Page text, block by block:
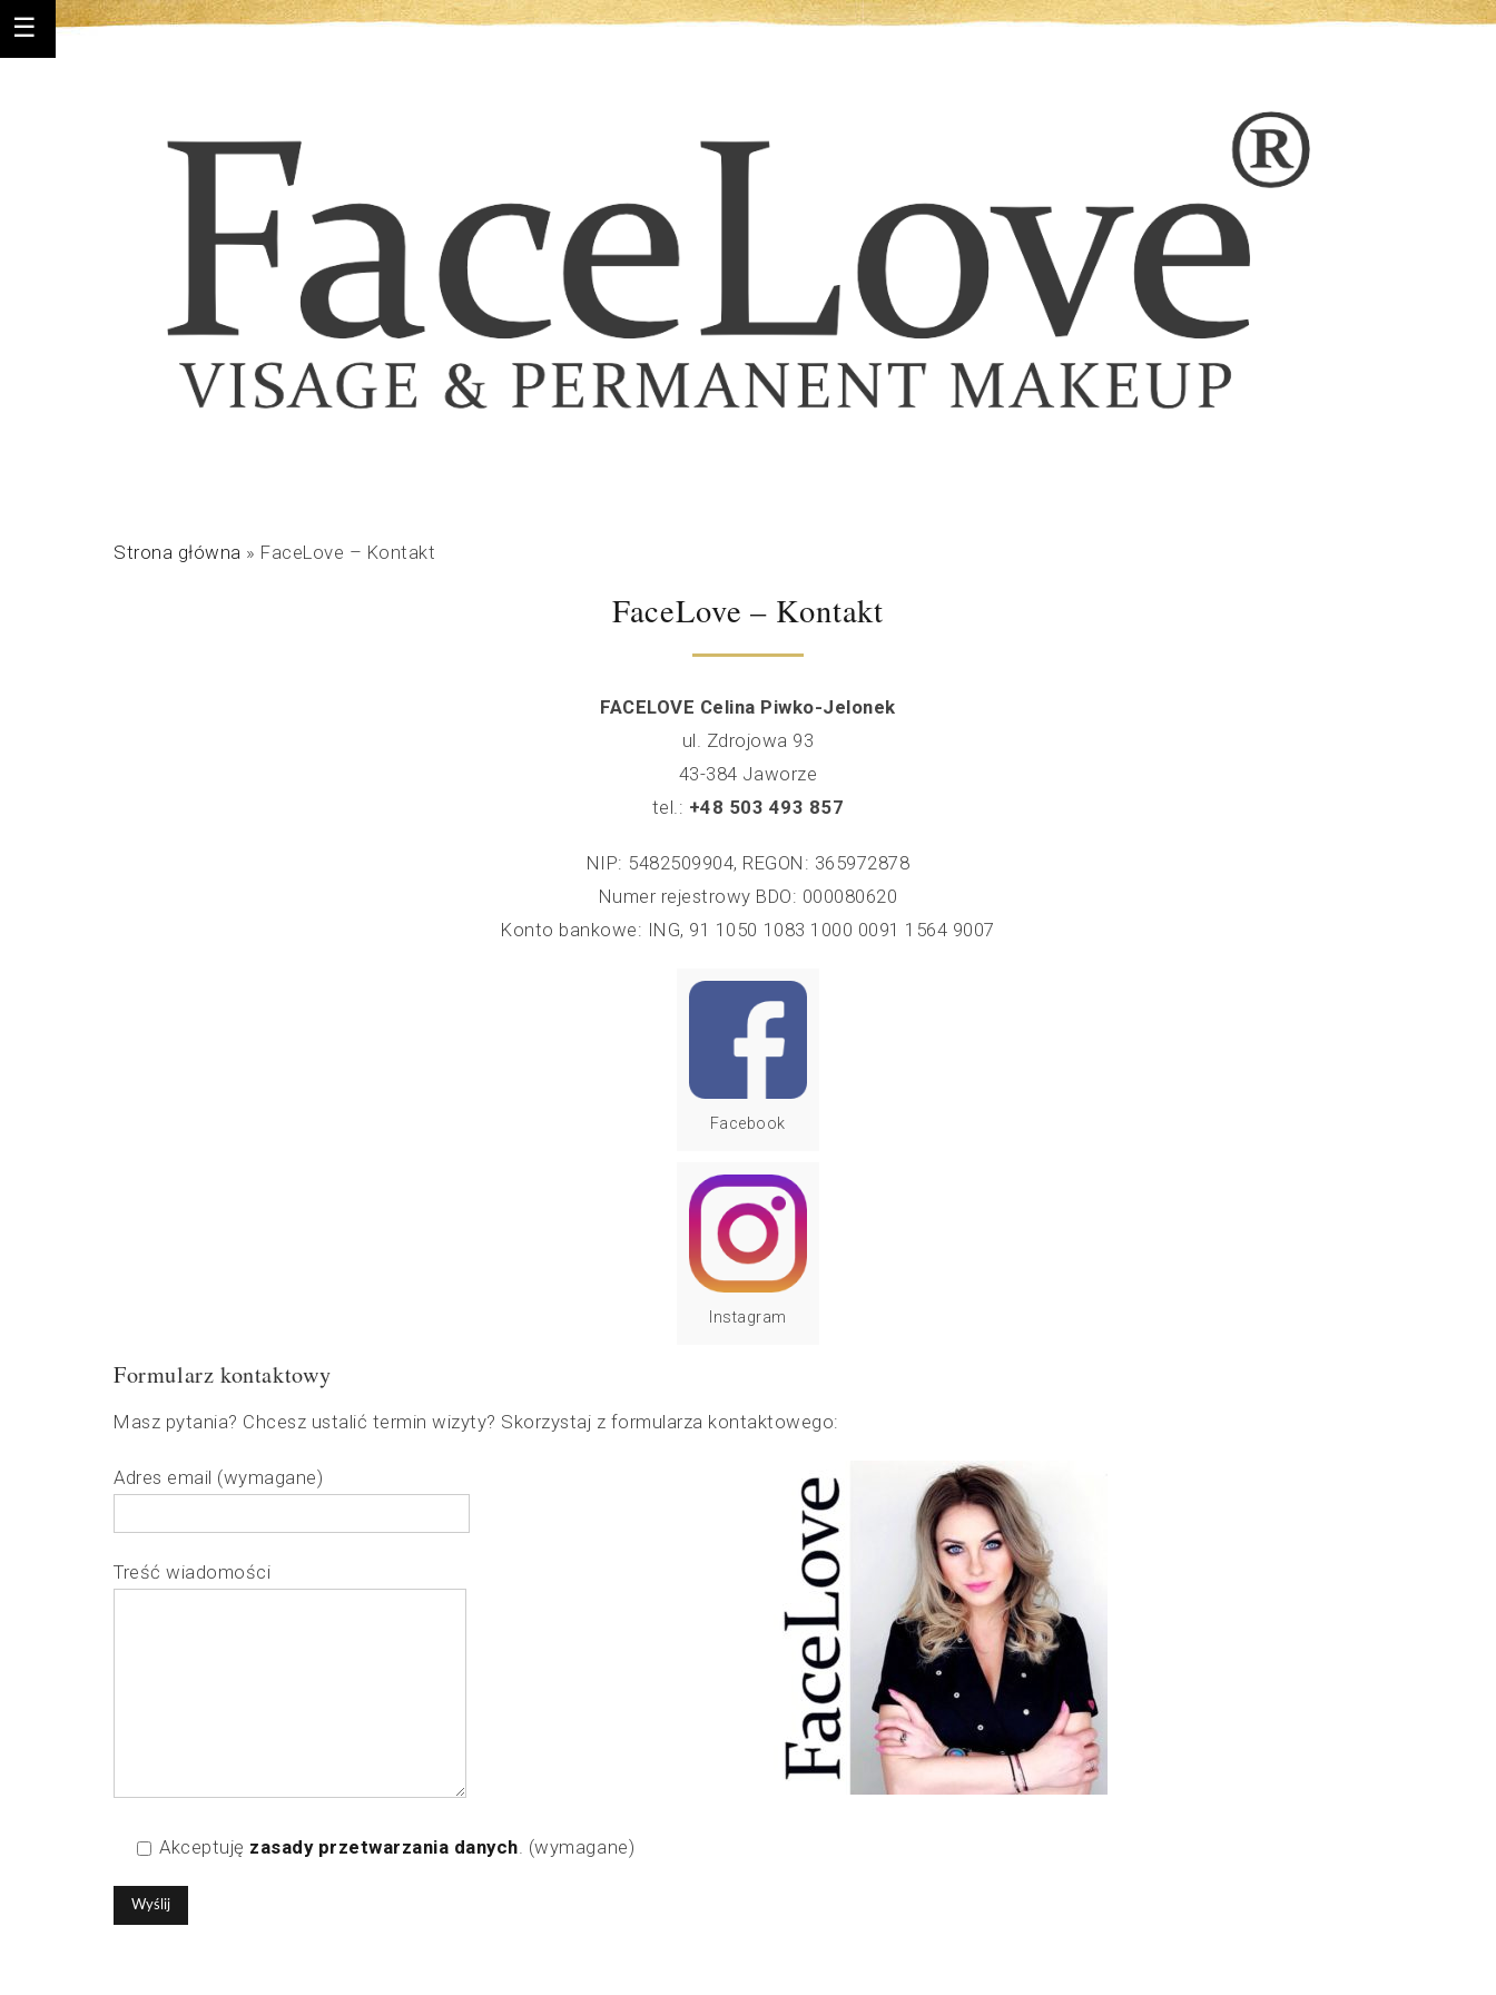
Strona główna » FaceLove – Kontakt
FaceLove – Kontakt
FACELOVE Celina Piwko-Jelonek
ul. Zdrojowa 93
43-384 Jaworze
tel.: +48 503 493 857
NIP: 5482509904, REGON: 365972878
Numer rejestrowy BDO: 000080620
Konto bankowe: ING, 91 1050 1083 1000 0091 1564 9007
Facebook
Instagram
Formularz kontaktowy
Masz pytania? Chcesz ustalić termin wizyty? Skorzystaj z formularza kontaktowego:
Adres email (wymagane)
Treść wiadomości
Akceptuję zasady przetwarzania danych. (wymagane)